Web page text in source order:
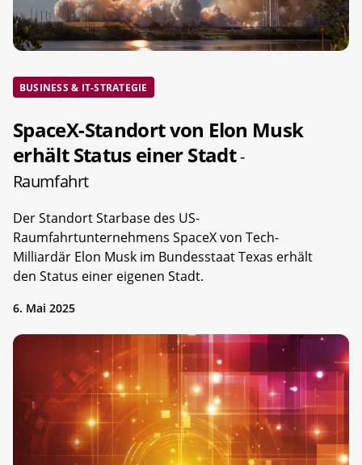
BUSINESS & IT-STRATEGIE
SpaceX-Standort von Elon Musk
erhält Status einer Stadt-
Raumfahrt
Der Standort Starbase des US-
Raumfahrtunternehmens SpaceX von Tech-
Milliardär Elon Musk im Bundesstaat Texas erhält
den Status einer eigenen Stadt.
6. Mai 2025